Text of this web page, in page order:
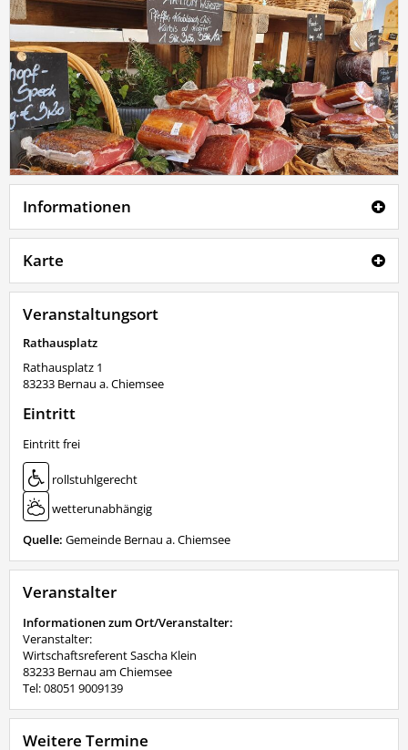
Informationen
Karte
Veranstaltungsort
Rathausplatz
Rathausplatz 1
83233 Bernau a. Chiemsee
Eintritt
Eintritt frei
rollstuhlgerecht
wetterunabhängig
Quelle: Gemeinde Bernau a. Chiemsee
Veranstalter
Informationen zum Ort/Veranstalter:
Veranstalter:
Wirtschaftsreferent Sascha Klein
83233 Bernau am Chiemsee
Tel: 08051 9009139
Weitere Termine